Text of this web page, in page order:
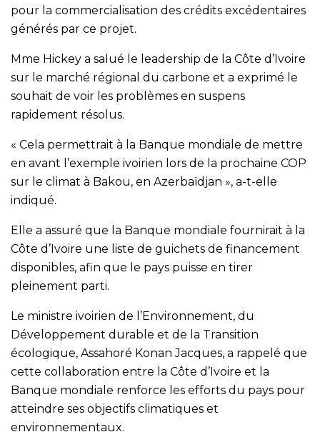
pour la commercialisation des crédits excédentaires
générés par ce projet.
Mme Hickey a salué le leadership de la Côte d’Ivoire
sur le marché régional du carbone et a exprimé le
souhait de voir les problèmes en suspens
rapidement résolus.
« Cela permettrait à la Banque mondiale de mettre
en avant l’exemple ivoirien lors de la prochaine COP
sur le climat à Bakou, en Azerbaïdjan », a-t-elle
indiqué.
Elle a assuré que la Banque mondiale fournirait à la
Côte d’Ivoire une liste de guichets de financement
disponibles, afin que le pays puisse en tirer
pleinement parti.
Le ministre ivoirien de l’Environnement, du
Développement durable et de la Transition
écologique, Assahoré Konan Jacques, a rappelé que
cette collaboration entre la Côte d’Ivoire et la
Banque mondiale renforce les efforts du pays pour
atteindre ses objectifs climatiques et
environnementaux.